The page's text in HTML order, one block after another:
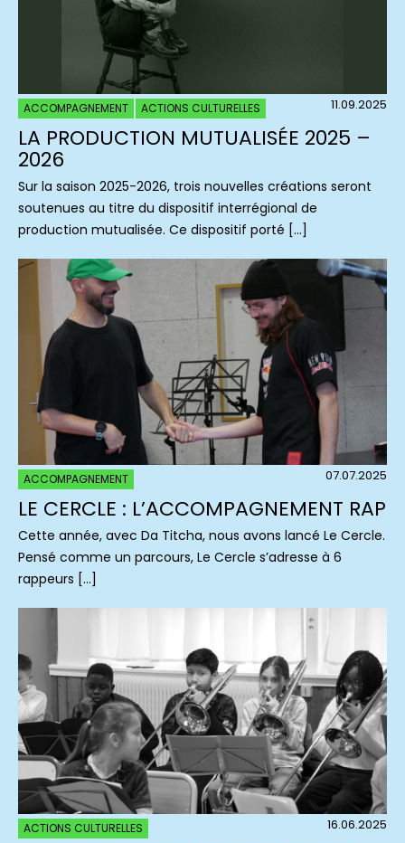
ACCOMPAGNEMENT ACTIONS CULTURELLES 11.09.2025
LA PRODUCTION MUTUALISÉE 2025 –
2026
Sur la saison 2025-2026, trois nouvelles créations seront
soutenues au titre du dispositif interrégional de
production mutualisée. Ce dispositif porté […]
ACCOMPAGNEMENT 07.07.2025
LE CERCLE : L’ACCOMPAGNEMENT RAP
Cette année, avec Da Titcha, nous avons lancé Le Cercle.
Pensé comme un parcours, Le Cercle s’adresse à 6
rappeurs […]
ACTIONS CULTURELLES 16.06.2025